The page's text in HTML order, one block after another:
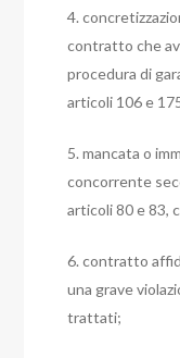
4.
contratto che
procedura di
articoli 106 e
5. mancata o
concorrente
articoli 80 e 83,
6. contratto
una grave
trattati;